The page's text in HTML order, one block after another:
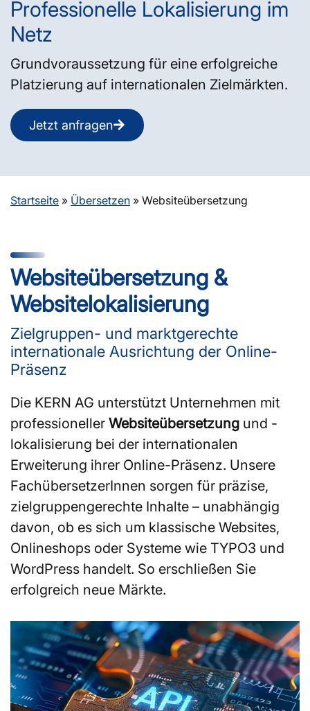
Professionelle Lokalisierung im
Netz
Grundvoraussetzung für eine erfolgreiche
Platzierung auf internationalen Zielmärkten.
Jetzt anfragen
Startseite » Übersetzen » Websiteübersetzung
Website­übersetzung &
Website­lokalisierung
Zielgruppen- und marktgerechte
internationale Ausrichtung der Online-
Präsenz
Die KERN AG unterstützt Unternehmen mit
professioneller Websiteübersetzung und -
lokalisierung bei der internationalen
Erweiterung ihrer Online-Präsenz. Unsere
FachübersetzerInnen sorgen für präzise,
zielgruppengerechte Inhalte – unabhängig
davon, ob es sich um klassische Websites,
Onlineshops oder Systeme wie TYPO3 und
WordPress handelt. So erschließen Sie
erfolgreich neue Märkte.